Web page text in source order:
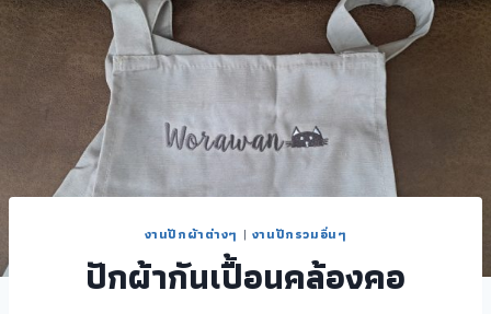
งานปักผ้าต่างๆ | งานปักรวมอื่นๆ
ปักผ้ากันเปื้อนคล้องคอ